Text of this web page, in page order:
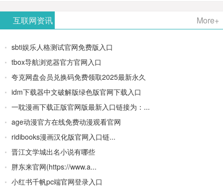
OpenAI最
新AI图像
生成器
境/深度集
成
Doubao-
1.5-pro与
- AI论文写
高质量
PPT
互联网资讯 More+
sbti娱乐人格测试官网免费版入口
tbox导航浏览器官方官网入口
夸克网盘会员兑换码免费领取2025最新永久
idm下载器中文破解版绿色版官网下载入口
一耽漫画下载正版官网版最新入口链接为：...
age动漫官方在线免费动漫观看官网
ridibooks漫画汉化版官网入口链...
晋江文学城出名小说有哪些
胖东来官网(https://www.a...
小红书千帆pc端官网登录入口